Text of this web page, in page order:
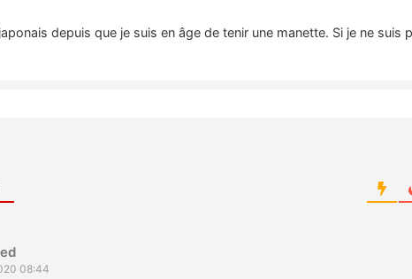
depuis que je suis en âge de tenir une manette. Si je ne
08:44